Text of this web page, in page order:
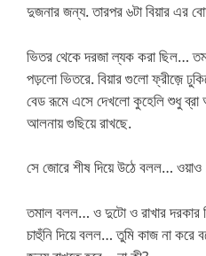
দুজনার জন্য. তারপর ৬টা বিয়ার এর
ভিতর থেকে দরজা ল্যক করা ছিল…
পড়লো ভিতরে. বিয়ার গুলো ফ্রীজ়ে
বেড রূমে এসে দেখলো কুহেলি শুধু ব্রা
আলনায় গুছিয়ে রাখছে.
সে জোরে শীষ দিয়ে উঠে বলল… ওয়াও
তমাল বলল… ও দুটো ও রাখার দরকার
চাহুঁনি দিয়ে বলল… তুমি কাজ না